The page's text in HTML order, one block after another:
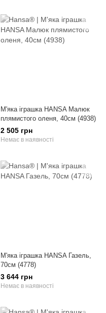
М'яка іграшка HANSA Малюк
плямистого оленя, 40см (4938)
2 505 грн
Немає в наявності
М'яка іграшка HANSA Газель,
70см (4778)
3 644 грн
Немає в наявності